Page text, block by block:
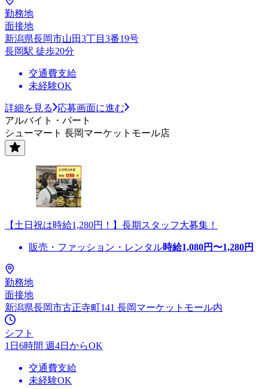
勤務地
面接地
新潟県長岡市山田3丁目3番19号
長岡駅 徒歩20分
交通費支給
未経験OK
詳細を見る
応募画面に進む
アルバイト・パート
シューマート 長岡マーケットモール店
【土日祝は時給1,280円！】長期スタッフ大募集！
販売・ファッション・レンタル時給1,080円〜1,280円
勤務地
面接地
新潟県長岡市古正寺町141 長岡マーケットモール内
シフト
1日6時間 週4日からOK
交通費支給
未経験OK